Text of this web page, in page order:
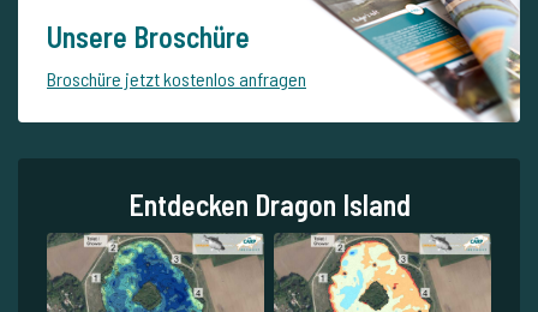
Unsere Broschüre
Broschüre jetzt kostenlos anfragen
Entdecken Dragon Island